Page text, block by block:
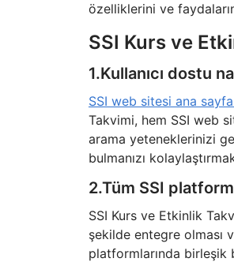
özelliklerini ve
SSI Kurs ve
1.Kullanıcı dostu
SSI web sitesi ana
Takvimi, hem SSI web
arama yeteneklerinizi
bulmanızı
2.Tüm SSI
SSI Kurs ve Etkinlik
şekilde entegre olması
platformlarında birleşik